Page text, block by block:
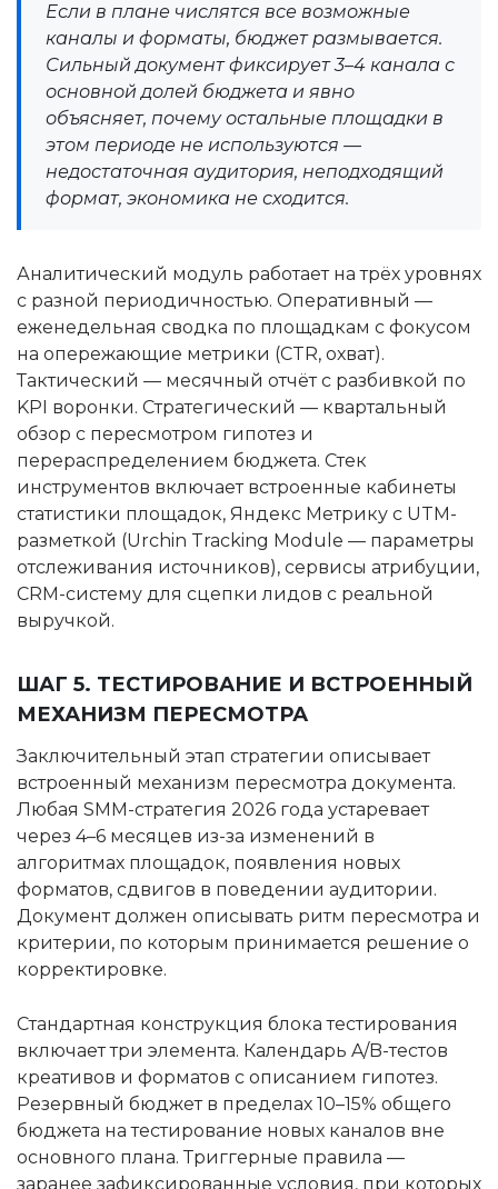
Если в плане числятся все возможные
каналы и форматы, бюджет размывается.
Сильный документ фиксирует 3–4 канала с
основной долей бюджета и явно
объясняет, почему остальные площадки в
этом периоде не используются —
недостаточная аудитория, неподходящий
формат, экономика не сходится.
Аналитический модуль работает на трёх уровнях
с разной периодичностью. Оперативный —
еженедельная сводка по площадкам с фокусом
на опережающие метрики (CTR, охват).
Тактический — месячный отчёт с разбивкой по
KPI воронки. Стратегический — квартальный
обзор с пересмотром гипотез и
перераспределением бюджета. Стек
инструментов включает встроенные кабинеты
статистики площадок, Яндекс Метрику с UTM-
разметкой (Urchin Tracking Module — параметры
отслеживания источников), сервисы атрибуции,
CRM-систему для сцепки лидов с реальной
выручкой.
ШАГ 5. ТЕСТИРОВАНИЕ И ВСТРОЕННЫЙ
МЕХАНИЗМ ПЕРЕСМОТРА
Заключительный этап стратегии описывает
встроенный механизм пересмотра документа.
Любая SMM-стратегия 2026 года устаревает
через 4–6 месяцев из-за изменений в
алгоритмах площадок, появления новых
форматов, сдвигов в поведении аудитории.
Документ должен описывать ритм пересмотра и
критерии, по которым принимается решение о
корректировке.
Стандартная конструкция блока тестирования
включает три элемента. Календарь A/B-тестов
креативов и форматов с описанием гипотез.
Резервный бюджет в пределах 10–15% общего
бюджета на тестирование новых каналов вне
основного плана. Триггерные правила —
заранее зафиксированные условия, при которых